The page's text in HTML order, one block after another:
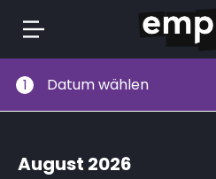
zum1 Datum wählen
August 2026